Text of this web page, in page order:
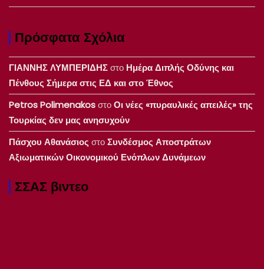
Πρόσφατα Σχόλια
ΓΙΑΝΝΗΣ ΛΥΜΠΕΡΙΔΗΣστο Ημέρα Διπλής Οδύνης και
Πένθους Σήμερα στις ΕΔ και στο Έθνος
Petros PolimenakosστοΟι νέες «πυραυλικές απειλές» της
Τουρκίας δεν μας ανησυχούν
Πάσχου ΑθανάσιοςστοΣυνδέσμος Αποστράτων
Αξιωματικών Οικονομικού Ενόπλων Δυνάμεων
ΣΣΑΣ βιντεο